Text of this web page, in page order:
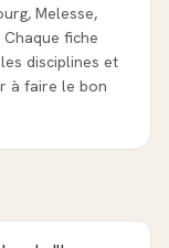
Melesse,
fiche
disciplines et
à faire le bon